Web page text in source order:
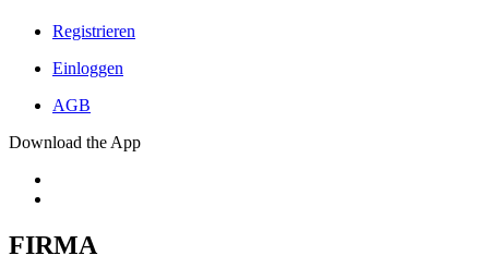
Registrieren
Einloggen
AGB
Download the App
FIRMA